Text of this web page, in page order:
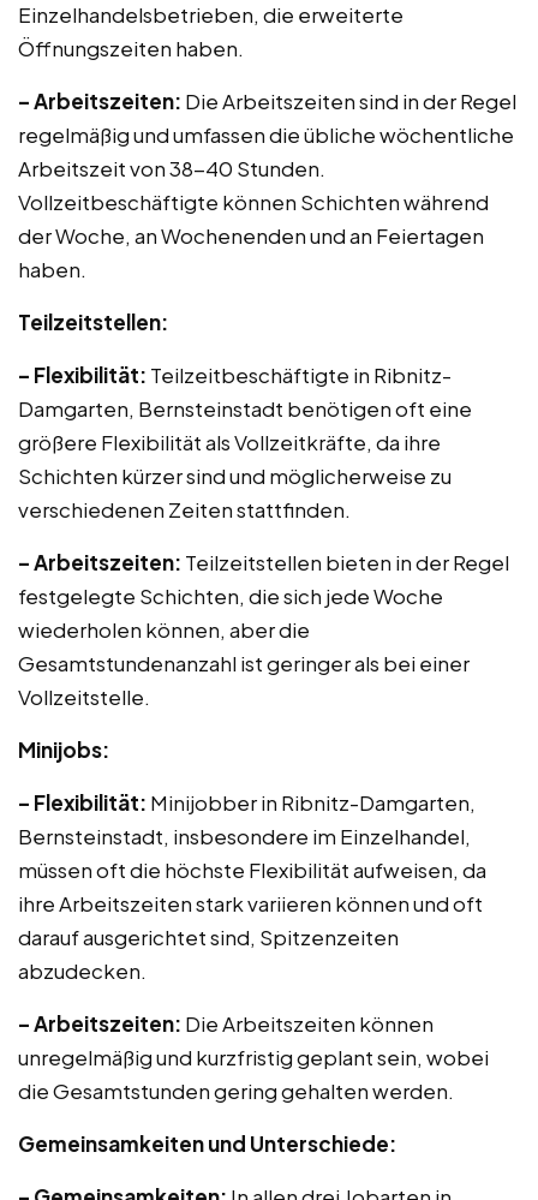
Einzelhandelsbetrieben, die erweiterte
Öffnungszeiten haben.
– Arbeitszeiten: Die Arbeitszeiten sind in der Regel
regelmäßig und umfassen die übliche wöchentliche
Arbeitszeit von 38-40 Stunden.
Vollzeitbeschäftigte können Schichten während
der Woche, an Wochenenden und an Feiertagen
haben.
Teilzeitstellen:
– Flexibilität: Teilzeitbeschäftigte in Ribnitz-
Damgarten, Bernsteinstadt benötigen oft eine
größere Flexibilität als Vollzeitkräfte, da ihre
Schichten kürzer sind und möglicherweise zu
verschiedenen Zeiten stattfinden.
– Arbeitszeiten: Teilzeitstellen bieten in der Regel
festgelegte Schichten, die sich jede Woche
wiederholen können, aber die
Gesamtstundenanzahl ist geringer als bei einer
Vollzeitstelle.
Minijobs:
– Flexibilität: Minijobber in Ribnitz-Damgarten,
Bernsteinstadt, insbesondere im Einzelhandel,
müssen oft die höchste Flexibilität aufweisen, da
ihre Arbeitszeiten stark variieren können und oft
darauf ausgerichtet sind, Spitzenzeiten
abzudecken.
– Arbeitszeiten: Die Arbeitszeiten können
unregelmäßig und kurzfristig geplant sein, wobei
die Gesamtstunden gering gehalten werden.
Gemeinsamkeiten und Unterschiede: